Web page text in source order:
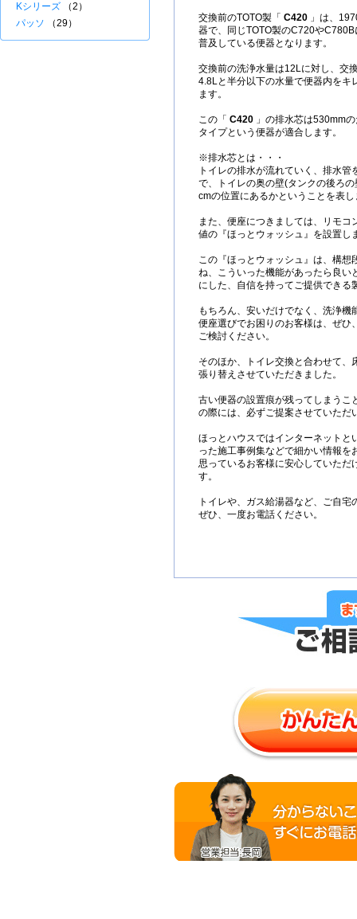
交換前のTOTO製「 C420 」は、
器で、同じTOTO製のC720や
普及している便器となります。
交換前の洗浄水量は12Lに対し、交
4.8Lと半分以下の水量で便器内をキ
ます。
この「 C420 」の排水芯は530mm
タイプという便器が適合します。
※排水芯とは・・・
トイレの排水が流れていく、排水
で、トイレの奥の壁(タンクの後ろ
cmの位置にあるかということを表し
また、便座につきましては、リモコ
値の『ほっとウォッシュ』を設置し
この『ほっとウォッシュ』は、構想
ね、こういった機能があったら良い
にした、自信を持ってご提供できる
もちろん、安いだけでなく、洗浄機
便座選びでお困りのお客様は、ぜひ
ご検討ください。
そのほか、トイレ交換と合わせて、
張り替えさせていただきました。
古い便器の設置痕が残ってしまうこ
の際には、必ずご提案させていただ
ほっとハウスではインターネットと
った施工事例集などで細かい情報を
思っているお客様に安心していただ
す。
トイレや、ガス給湯器など、ご自
ぜひ、一度お電話ください。
Kシリーズ （2）
パッソ （29）